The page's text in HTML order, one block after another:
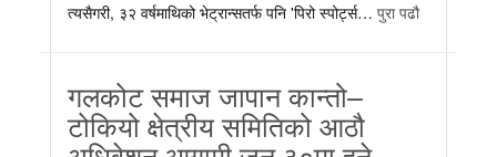
त्यसैगरी, ३२ वर्षमाथिको भेट्रान्सतर्फ पनि 'पिरो स्पोर्ट्स… पुरा पढौ
गलकोट समाज जापान कान्तो–
टोकियो क्षेत्रीय समितिको आठौ